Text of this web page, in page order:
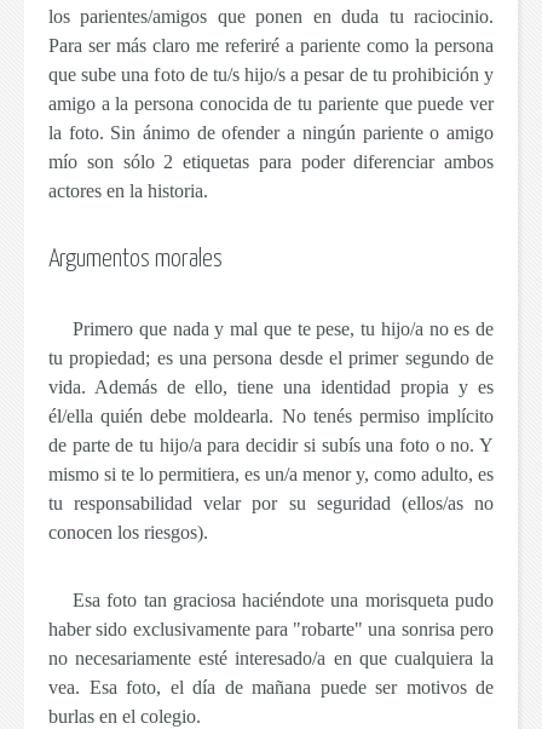
los parientes/amigos que ponen en duda tu raciocinio.
Para ser más claro me referiré a pariente como la persona
que sube una foto de tu/s hijo/s a pesar de tu prohibición y
amigo a la persona conocida de tu pariente que puede ver
la foto. Sin ánimo de ofender a ningún pariente o amigo
mío son sólo 2 etiquetas para poder diferenciar ambos
actores en la historia.
Argumentos morales
Primero que nada y mal que te pese, tu hijo/a no es de
tu propiedad; es una persona desde el primer segundo de
vida. Además de ello, tiene una identidad propia y es
él/ella quién debe moldearla. No tenés permiso implícito
de parte de tu hijo/a para decidir si subís una foto o no. Y
mismo si te lo permitiera, es un/a menory, como adulto, es
tu responsabilidad velar por su seguridad (ellos/as no
conocen los riesgos).
Esa foto tan graciosa haciéndote una morisqueta pudo
haber sido exclusivamente para "robarte" una sonrisa pero
no necesariamente esté interesado/a en que cualquiera la
vea. Esa foto, el día de mañana puede ser motivos de
burlas en el colegio.